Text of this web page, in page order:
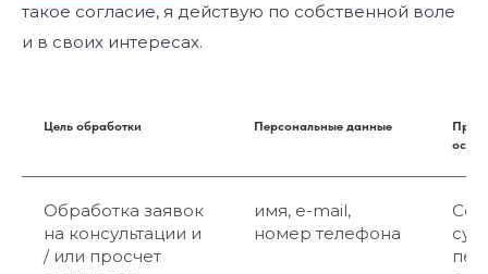
такое согласие, я действую по собственной воле
и в своих интересах.
Цель обработки Персональные данные
Обработка заявок
на консультации и
/ или просчет
имя, e-mail,
номер телефона